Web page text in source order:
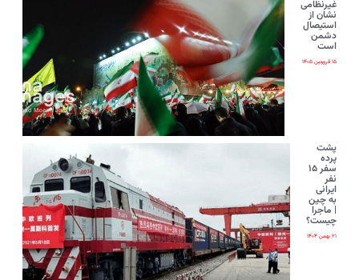
غیرنظامی
نشان از
استیصال
دشمن
است
۱۵ فروردین ۱۴۰۵
پشت
پرده
سفر ۱۵
نفر
ایرانی‌
به چین
| ماجرا
چیست؟
۲۱ بهمن ۱۴۰۴